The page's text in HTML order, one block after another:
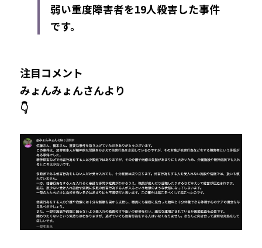
弱い重度障害者を19人殺害した事件
です。​
注目コメント
みょんみょんさんより
👇